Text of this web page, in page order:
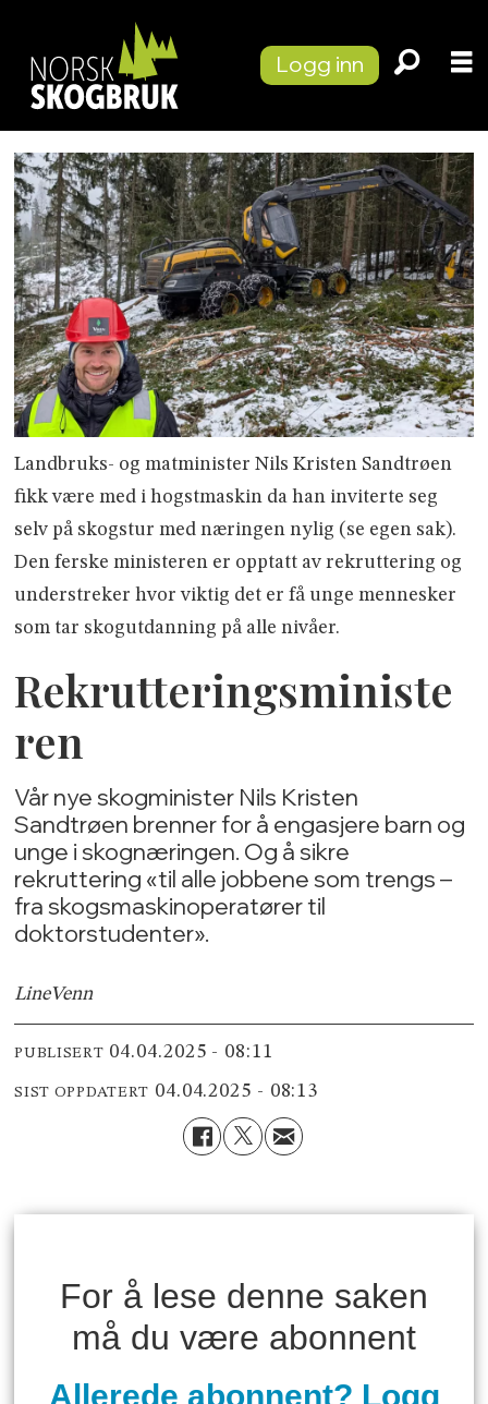
Logg inn
Landbruks- og matminister Nils Kristen Sandtrøen
fikk være med i hogstmaskin da han inviterte seg
selv på skogstur med næringen nylig (se egen sak).
Den ferske ministeren er opptatt av rekruttering og
understreker hvor viktig det er få unge mennesker
som tar skogutdanning på alle nivåer.
Rekrutteringsministe
ren
Vår nye skogminister Nils Kristen
Sandtrøen brenner for å engasjere barn og
unge i skognæringen. Og å sikre
rekruttering «til alle jobbene som trengs –
fra skogsmaskinoperatører til
doktorstudenter».
LineVenn
PUBLISERT 04.04.2025 - 08:11
SIST OPPDATERT 04.04.2025 - 08:13
For å lese denne saken
må du være abonnent
Allerede abonnent? Logg